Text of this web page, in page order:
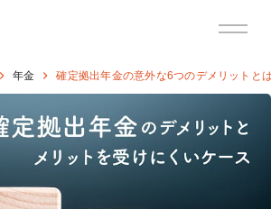
年金 確定拠出年金の意外な6つのデメリットと